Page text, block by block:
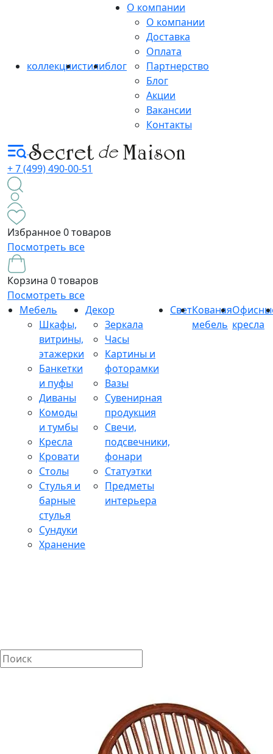
коллекциистилиблог
О компании
О компании
Доставка
Оплата
Партнерство
Блог
Акции
Вакансии
Контакты
+ 7 (499) 490-00-51
Избранное0 товаров
Посмотреть все
Корзина 0 товаров
Посмотреть все
Мебель
Шкафы,
витрины,
этажерки
Банкетки
и пуфы
Диваны
Комоды
и тумбы
Кресла
Кровати
Столы
Стулья и
барные
стулья
Сундуки
Хранение
Декор
Зеркала
Часы
Картины и
фоторамки
Вазы
Сувенирная
продукция
Свечи,
подсвечники,
фонари
Статуэтки
Предметы
интерьера
СветКованая
мебель кресла